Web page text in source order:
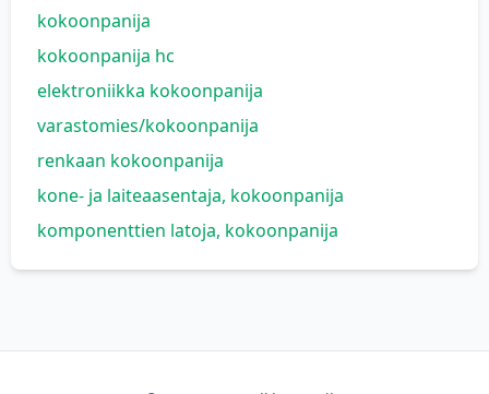
kokoonpanija
kokoonpanija hc
elektroniikka kokoonpanija
varastomies/kokoonpanija
renkaan kokoonpanija
kone- ja laiteaasentaja, kokoonpanija
komponenttien latoja, kokoonpanija